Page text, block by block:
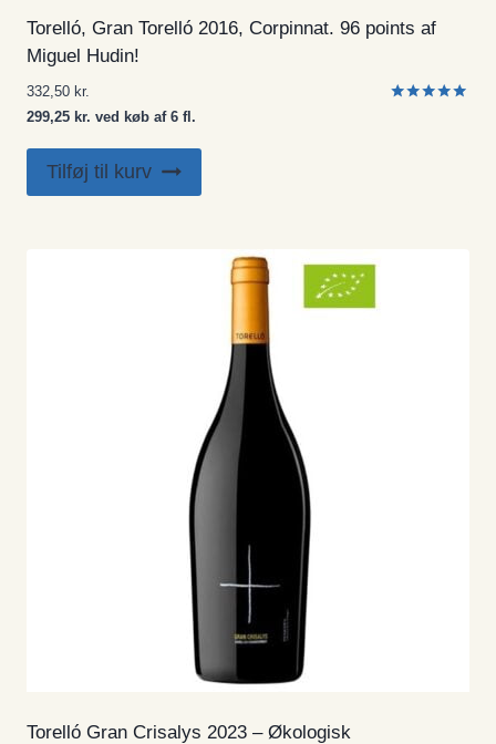
Torelló, Gran Torelló 2016, Corpinnat. 96 points af
Miguel Hudin!
332,50 kr.
299,25 kr. ved køb af 6 fl.
Tilføj til kurv
Torelló Gran Crisalys 2023 – Økologisk